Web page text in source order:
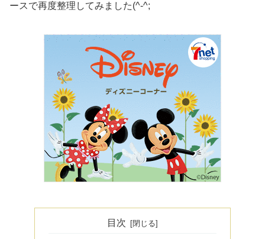
ースで再度整理してみました(^-^;
目次